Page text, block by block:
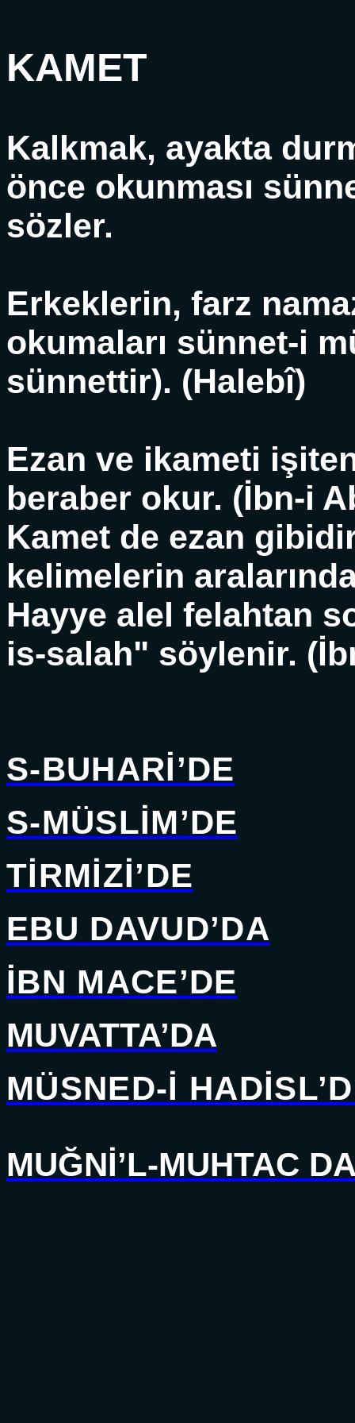
KAMET
Kalkmak, ayakta
önce okunması
sözler.
Erkeklerin, farz
okumaları sünnet-i
sünnettir). (Halebî)
Ezan ve ikameti
beraber okur. (İbn-i
Kamet de ezan
kelimelerin
Hayye alel felahtan
is-salah" söylenir.
S-BUHARİ’DE
S-MÜSLİM’DE
TİRMİZİ’DE
EBU DAVUD’DA
İBN MACE’DE
MUVATTA’DA
MÜSNED-İ
MUĞNİ’L-MUHTAC